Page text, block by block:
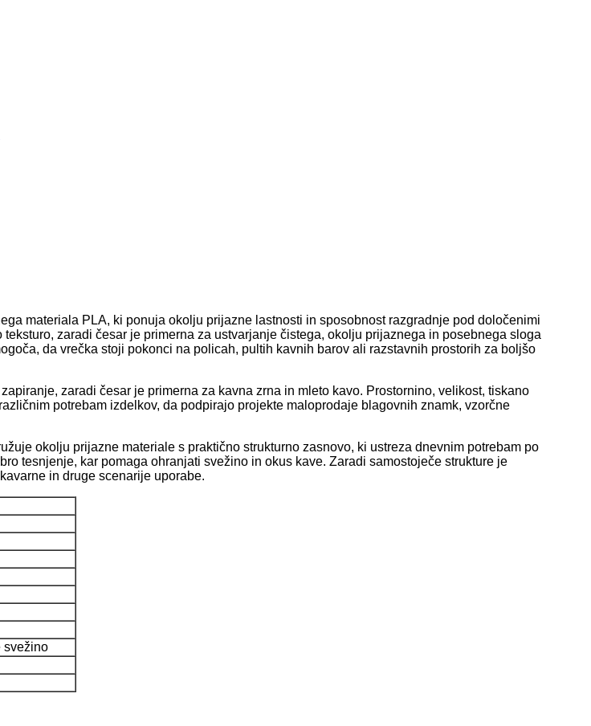
materiala PLA, ki ponuja okolju prijazne lastnosti in sposobnost razgradnje pod določenimi
zaradi česar je primerna za ustvarjanje čistega, okolju prijaznega in posebnega sloga
da vrečka stoji pokonci na policah, pultih kavnih barov ali razstavnih prostorih za boljšo
zaradi česar je primerna za kavna zrna in mleto kavo. Prostornino, velikost, tiskano
potrebam izdelkov, da podpirajo projekte maloprodaje blagovnih znamk, vzorčne
okolju prijazne materiale s praktično strukturno zasnovo, ki ustreza dnevnim potrebam po
tesnjenje, kar pomaga ohranjati svežino in okus kave. Zaradi samostoječe strukture je
in druge scenarije uporabe.
svežino